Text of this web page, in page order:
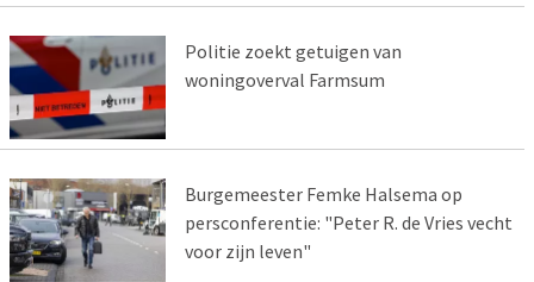
Politie zoekt getuigen van
woningoverval Farmsum
Burgemeester Femke Halsema op
persconferentie: "Peter R. de Vries vecht
voor zijn leven"